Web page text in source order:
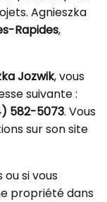
Agnieszka
Rapides,
Jozwik, vous
suivante :
582-5073. Vous
sur son site
ou si vous
propriété dans